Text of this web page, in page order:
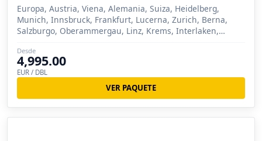
Europa, Austria, Viena, Alemania, Suiza, Heidelberg,
Munich, Innsbruck, Frankfurt, Lucerna, Zurich, Berna,
Salzburgo, Oberammergau, Linz, Krems, Interlaken,
Desde
4,995.00
EUR / DBL
VER PAQUETE